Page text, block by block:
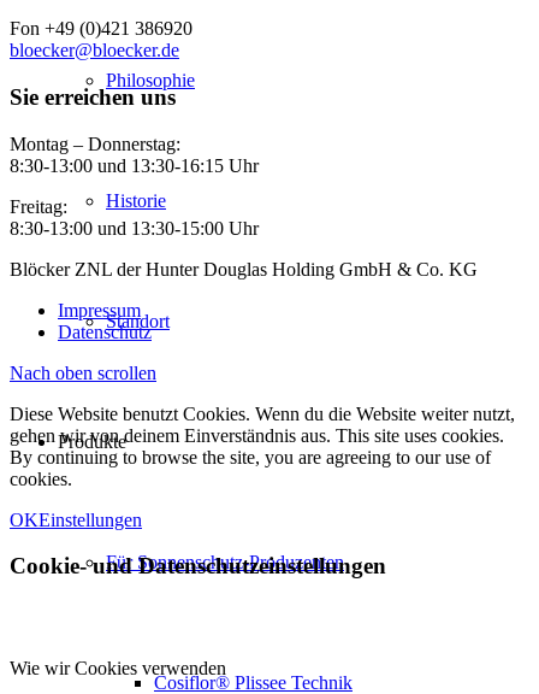
Philosophie
Historie
Standort
Produkte
Für Sonnenschutz-Produzenten
Cosiflor® Plissee Technik
Fon +49 (0)421 386920
bloecker@bloecker.de
Sie erreichen uns
Montag – Donnerstag:
8:30-13:00 und 13:30-16:15 Uhr
Freitag:
8:30-13:00 und 13:30-15:00 Uhr
Blöcker ZNL der Hunter Douglas Holding GmbH & Co. KG
Impressum
Datenschutz
Nach oben scrollen
Diese Website benutzt Cookies. Wenn du die Website weiter nutzt,
gehen wir von deinem Einverständnis aus. This site uses cookies.
By continuing to browse the site, you are agreeing to our use of
cookies.
OKEinstellungen
Cookie- und Datenschutzeinstellungen
Wie wir Cookies verwenden